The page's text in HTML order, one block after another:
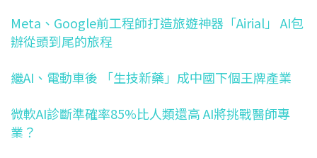
Meta、Google前工程師打造旅遊神器「Airial」 AI包
辦從頭到尾的旅程
繼AI、電動車後 「生技新藥」成中國下個王牌產業
微軟AI診斷準確率85%比人類還高 AI將挑戰醫師專
業？